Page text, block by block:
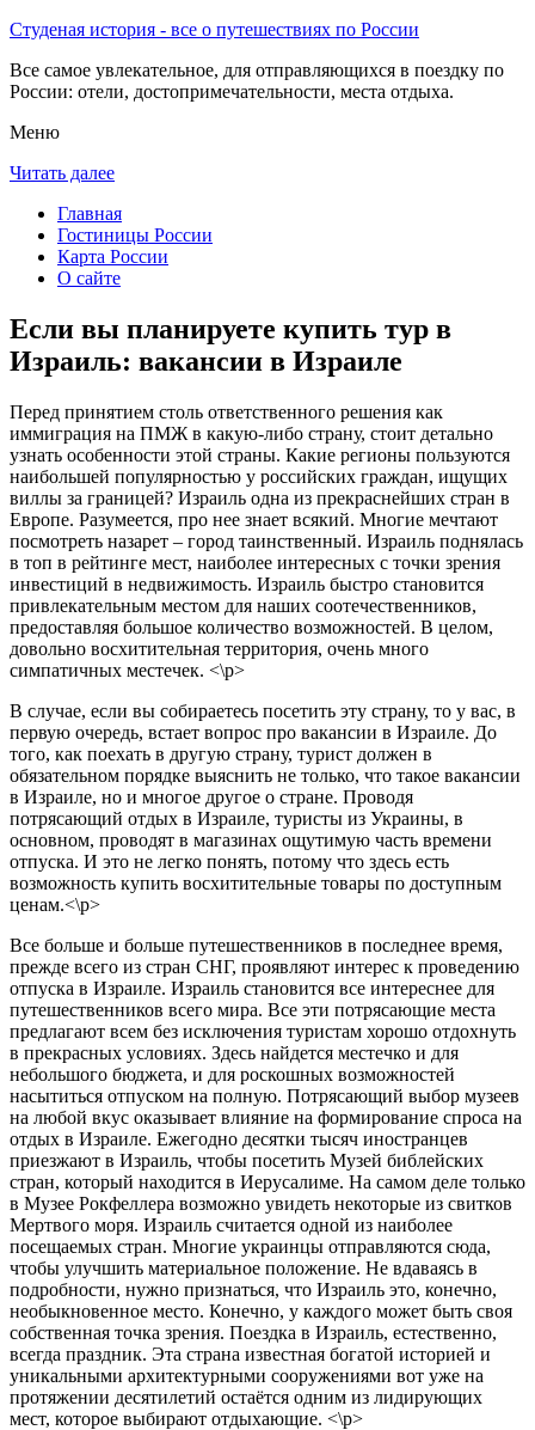
Студеная история - все о путешествиях по России
Все самое увлекательное, для отправляющихся в поездку по
России: отели, достопримечательности, места отдыха.
Меню
Читать далее
Главная
Гостиницы России
Карта России
О сайте
Если вы планируете купить тур в
Израиль: вакансии в Израиле
Перед принятием столь ответственного решения как
иммиграция на ПМЖ в какую-либо страну, стоит детально
узнать особенности этой страны. Какие регионы пользуются
наибольшей популярностью у российских граждан, ищущих
виллы за границей? Израиль одна из прекраснейших стран в
Европе. Разумеется, про нее знает всякий. Многие мечтают
посмотреть назарет – город таинственный. Израиль поднялась
в топ в рейтинге мест, наиболее интересных с точки зрения
инвестиций в недвижимость. Израиль быстро становится
привлекательным местом для наших соотечественников,
предоставляя большое количество возможностей. В целом,
довольно восхитительная территория, очень много
симпатичных местечек. <\p>
В случае, если вы собираетесь посетить эту страну, то у вас, в
первую очередь, встает вопрос про вакансии в Израиле. До
того, как поехать в другую страну, турист должен в
обязательном порядке выяснить не только, что такое вакансии
в Израиле, но и многое другое о стране. Проводя
потрясающий отдых в Израиле, туристы из Украины, в
основном, проводят в магазинах ощутимую часть времени
отпуска. И это не легко понять, потому что здесь есть
возможность купить восхитительные товары по доступным
ценам.<\p>
Все больше и больше путешественников в последнее время,
прежде всего из стран СНГ, проявляют интерес к проведению
отпуска в Израиле. Израиль становится все интереснее для
путешественников всего мира. Все эти потрясающие места
предлагают всем без исключения туристам хорошо отдохнуть
в прекрасных условиях. Здесь найдется местечко и для
небольшого бюджета, и для роскошных возможностей
насытиться отпуском на полную. Потрясающий выбор музеев
на любой вкус оказывает влияние на формирование спроса на
отдых в Израиле. Ежегодно десятки тысяч иностранцев
приезжают в Израиль, чтобы посетить Музей библейских
стран, который находится в Иерусалиме. На самом деле только
в Музее Рокфеллера возможно увидеть некоторые из свитков
Мертвого моря. Израиль считается одной из наиболее
посещаемых стран. Многие украинцы отправляются сюда,
чтобы улучшить материальное положение. Не вдаваясь в
подробности, нужно признаться, что Израиль это, конечно,
необыкновенное место. Конечно, у каждого может быть своя
собственная точка зрения. Поездка в Израиль, естественно,
всегда праздник. Эта страна известная богатой историей и
уникальными архитектурными сооружениями вот уже на
протяжении десятилетий остаётся одним из лидирующих
мест, которое выбирают отдыхающие. <\p>